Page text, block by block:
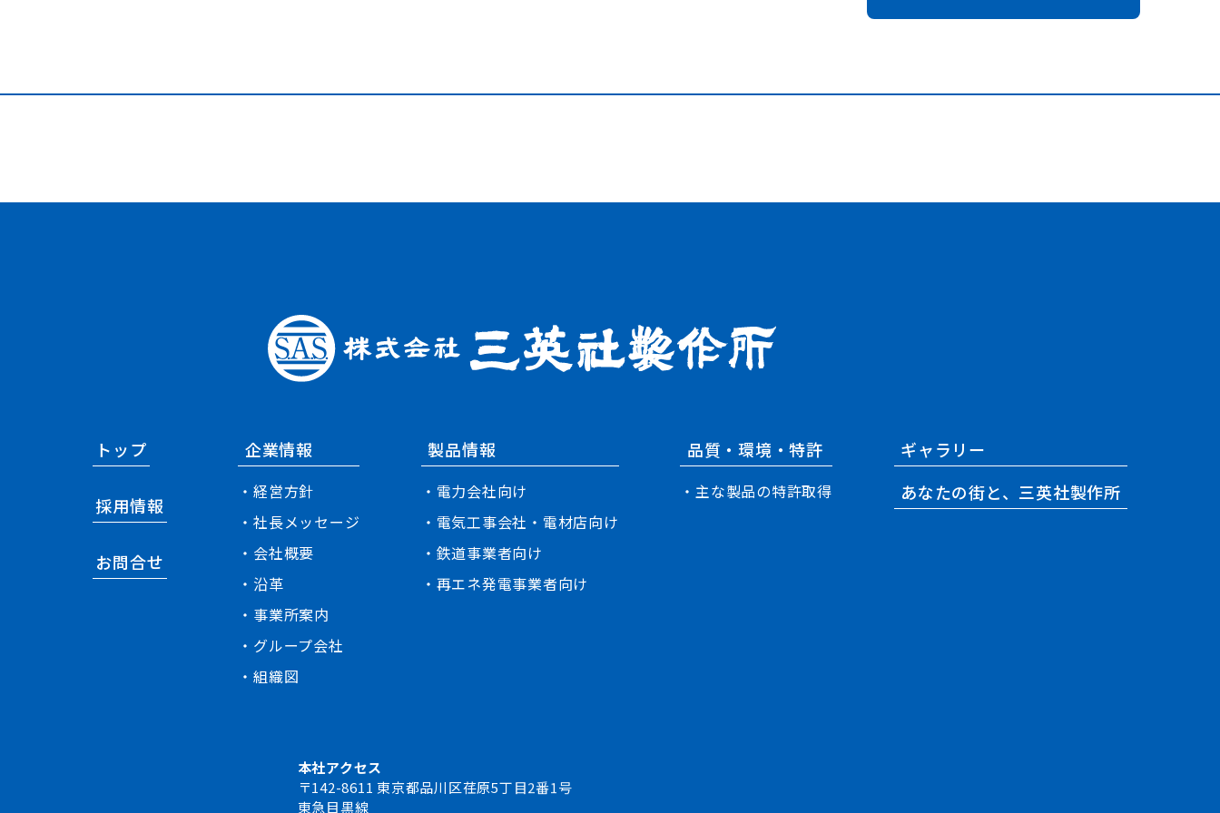
トップ
採用情報
お問合せ
企業情報
・経営方針
・社長メッセージ
・会社概要
・沿革
・事業所案内
・グループ会社
・組織図
製品情報
・電力会社向け
・電気工事会社・電材店向け
・鉄道事業者向け
・再エネ発電事業者向け
品質・環境・特許
・主な製品の特許取得
ギャラリー
あなたの街と、三英社製作所
本社アクセス
〒142-8611 東京都品川区荏原5丁目2番1号
東急目黒線